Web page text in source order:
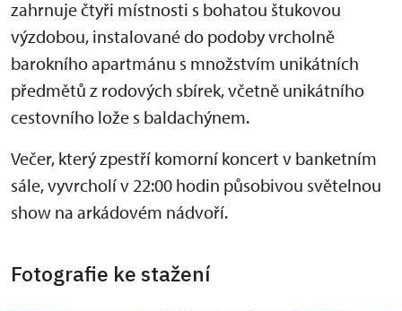
zahrnuje čtyři místnosti s bohatou štukovou
výzdobou, instalované do podoby vrcholně
barokního apartmánu s množstvím unikátních
předmětů z rodových sbírek, včetně unikátního
cestovního lože s baldachýnem.
Večer, který zpestří komorní koncert v banketním
sále, vyvrcholí v 22:00 hodin působivou světelnou
show na arkádovém nádvoří.
Fotografie ke stažení